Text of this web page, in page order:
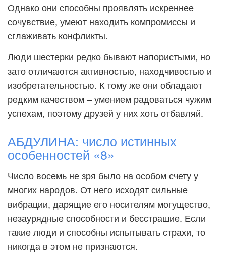
Однако они способны проявлять искреннее
сочувствие, умеют находить компромиссы и
сглаживать конфликты.
Люди шестерки редко бывают напористыми, но
зато отличаются активностью, находчивостью и
изобретательностью. К тому же они обладают
редким качеством – умением радоваться чужим
успехам, поэтому друзей у них хоть отбавляй.
АБДУЛИНА: число истинных
особенностей «8»
Число восемь не зря было на особом счету у
многих народов. От него исходят сильные
вибрации, дарящие его носителям могущество,
незаурядные способности и бесстрашие. Если
такие люди и способны испытывать страхи, то
никогда в этом не признаются.